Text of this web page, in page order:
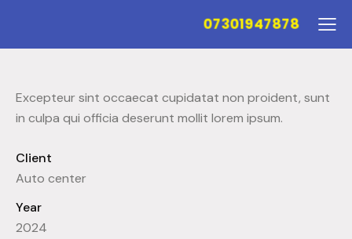
07301947878
Excepteur sint occaecat cupidatat non proident, sunt
in culpa qui officia deserunt mollit lorem ipsum.
Client
Auto center
Year
2024